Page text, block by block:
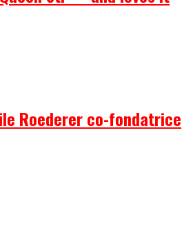
Roederer co-fondatrice